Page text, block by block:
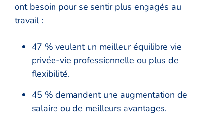
ont besoin pour se sentir plus engagés au
travail :
47 % veulent un meilleur équilibre vie
privée-vie professionnelle ou plus de
flexibilité.
45 % demandent une augmentation de
salaire ou de meilleurs avantages.